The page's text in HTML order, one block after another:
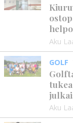
Aku
GOLF
Aku